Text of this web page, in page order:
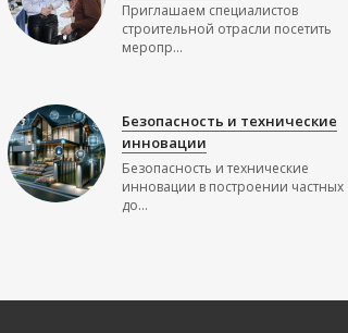
Приглашаем специалистов
строительной отрасли посетить
меропр...
Безопасность и технические
инновации
Безопасность и технические
инновации в построении частных
до...